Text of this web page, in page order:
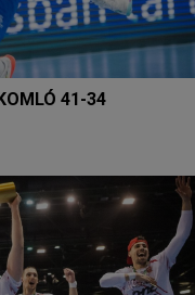
41-34